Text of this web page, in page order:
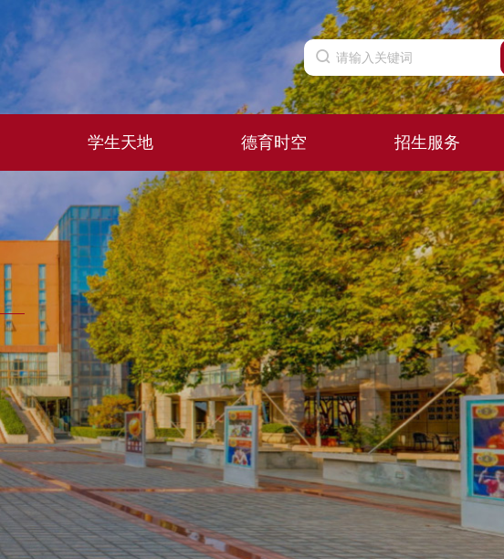
学生天地 德育时空 招生服务